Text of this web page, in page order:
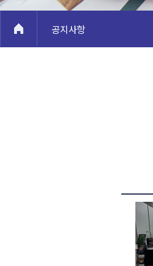
공지사항